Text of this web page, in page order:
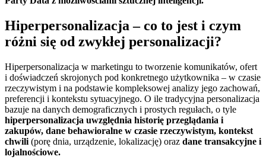
Hiperpersonalizacja – co to jest i czym
różni się od zwykłej personalizacji?
Hiperpersonalizacja w marketingu to tworzenie komunikatów, ofert
i doświadczeń skrojonych pod konkretnego użytkownika – w czasie
rzeczywistym i na podstawie kompleksowej analizy jego zachowań,
preferencji i kontekstu sytuacyjnego. O ile tradycyjna personalizacja
bazuje na danych demograficznych i prostych regułach, o tyle
hiperpersonalizacja uwzględnia historię przeglądania i
zakupów, dane behawioralne w czasie rzeczywistym, kontekst
chwili (porę dnia, urządzenie, lokalizację) oraz dane transakcyjne i
lojalnościowe.